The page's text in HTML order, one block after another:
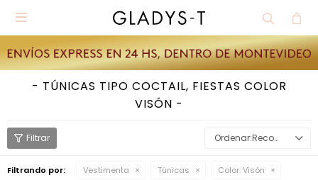

TÚNICAS TIPO COCTAIL, FIESTAS COLOR
VISÓN
Recomendados
Filtrando por: Vestimenta Túnicas Color:Visón